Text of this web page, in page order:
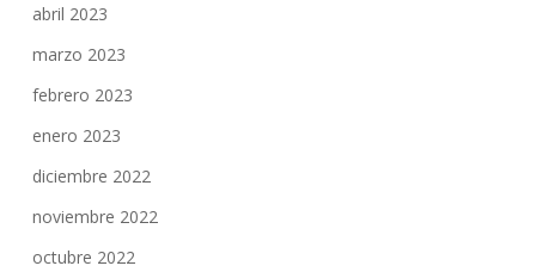
abril 2023
marzo 2023
febrero 2023
enero 2023
diciembre 2022
noviembre 2022
octubre 2022